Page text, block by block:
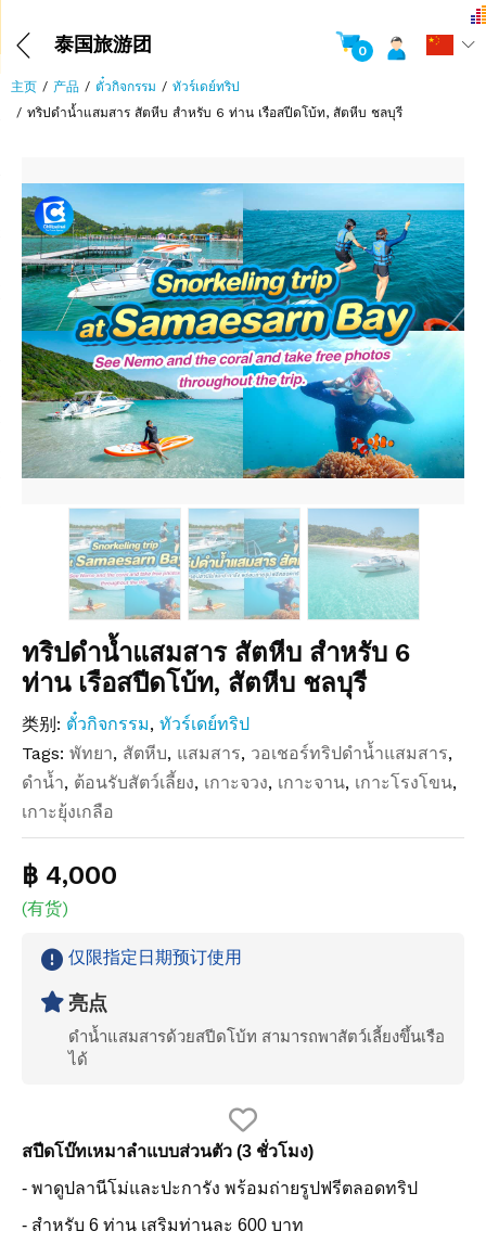
泰国旅游团 0
主页 产品 ตั๋วกิจกรรม
ทัวร์เดย์ทริป
ทริปดำน้ำแสมสาร สัตหีบ สำหรับ 6 ท่าน เรือสปีดโบ้ท, สัตหีบ ชลบุรี
ทริปดำน้ำแสมสาร สัตหีบ สำหรับ 6
ท่าน เรือสปีดโบ้ท, สัตหีบ ชลบุรี
类别: ตั๋วกิจกรรม, ทัวร์เดย์ทริป
Tags: พัทยา, สัตหีบ, แสมสาร, วอเชอร์ทริปดำน้ำแสมสาร,
ดำน้ำ, ต้อนรับสัตว์เลี้ยง, เกาะจวง, เกาะจาน, เกาะโรงโขน,
เกาะยุ้งเกลือ
฿ 4,000
(有货)
仅限指定日期预订使用
亮点
ดำน้ำแสมสารด้วยสปีดโบ้ท สามารถพาสัตว์เลี้ยงขึ้นเรือ
ได้
สปีดโบ๊ทเหมาลำแบบส่วนตัว (3 ชั่วโมง)
- พาดูปลานีโม่และปะการัง พร้อมถ่ายรูปฟรีตลอดทริป
- สำหรับ 6 ท่าน เสริมท่านละ 600 บาท